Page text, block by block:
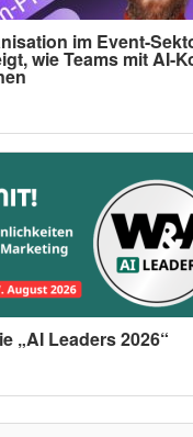
im Event-
wie Teams mit AI-
„AI Leaders 2026“